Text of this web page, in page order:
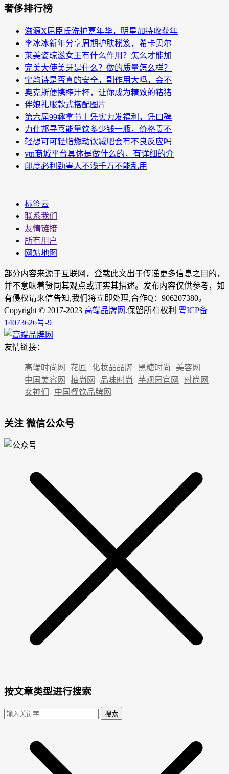
奢侈排行榜
滋源X屈臣氏洗护嘉年华，明星加持收获年
李冰冰新年分享周期护肤秘笈，希卡贝尔
莱美姿琼滋女王有什么作用？怎么才能加
完美大使美牙是什么？做的质量怎么样？
宝韵诗是否真的安全，副作用大吗，会不
奥克斯便携榨汁杯，让你成为精致的猪猪
伴娘礼服款式搭配图片
第六届99趣拿节丨凭实力发福利，凭口碑
力仕邦寻喜能量饮多少钱一瓶，价格贵不
轻想可可轻脂燃动饮减肥会有不良反应吗
vtn商城平台具体是做什么的，有详细的介
印度必利劲害人不浅千万不能乱用
标签云
联系我们
友情链接
所有用户
网站地图
部分内容来源于互联网，登载此文出于传递更多信息之目的，
并不意味着赞同其观点或证实其描述。发布内容仅供参考，如
有侵权请来信告知,我们将立即处理,合作Q：906207380。
Copyright © 2017-2023 高端品牌网 .保留所有权利 粤ICP备
14073626号-9
友情链接：
高端时尚网 花匠 化妆品品牌 黑糖时尚
美容网
中国美容网
柚尚网 品味时尚 芋观园官网
时尚网
女神们
中国餐饮品牌网
关注 微信公众号
按文章类型进行搜索